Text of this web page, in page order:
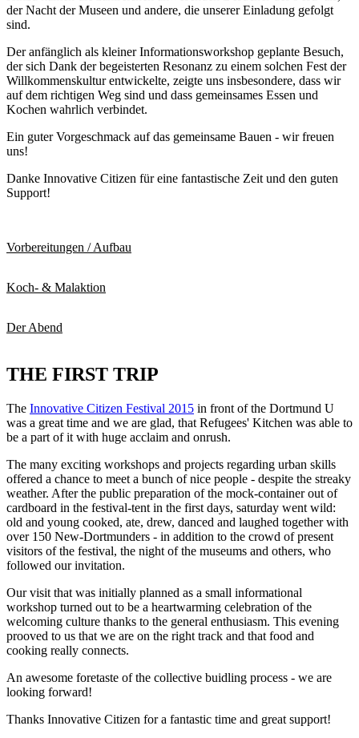
der Nacht der Museen und andere, die unserer Einladung gefolgt
sind.
Der anfänglich als kleiner Informationsworkshop geplante Besuch,
der sich Dank der begeisterten Resonanz zu einem solchen Fest der
Willkommenskultur entwickelte, zeigte uns insbesondere, dass wir
auf dem richtigen Weg sind und dass gemeinsames Essen und
Kochen wahrlich verbindet.
Ein guter Vorgeschmack auf das gemeinsame Bauen - wir freuen
uns!
Danke Innovative Citizen für eine fantastische Zeit und den guten
Support!
Vorbereitungen / Aufbau
Koch- & Malaktion
Der Abend
THE FIRST TRIP
The Innovative Citizen Festival 2015 in front of the Dortmund U
was a great time and we are glad, that Refugees' Kitchen was able to
be a part of it with huge acclaim and onrush.
The many exciting workshops and projects regarding urban skills
offered a chance to meet a bunch of nice people - despite the streaky
weather. After the public preparation of the mock-container out of
cardboard in the festival-tent in the first days, saturday went wild:
old and young cooked, ate, drew, danced and laughed together with
over 150 New-Dortmunders - in addition to the crowd of present
visitors of the festival, the night of the museums and others, who
followed our invitation.
Our visit that was initially planned as a small informational
workshop turned out to be a heartwarming celebration of the
welcoming culture thanks to the general enthusiasm. This evening
prooved to us that we are on the right track and that food and
cooking really connects.
An awesome foretaste of the collective buidling process - we are
looking forward!
Thanks Innovative Citizen for a fantastic time and great support!